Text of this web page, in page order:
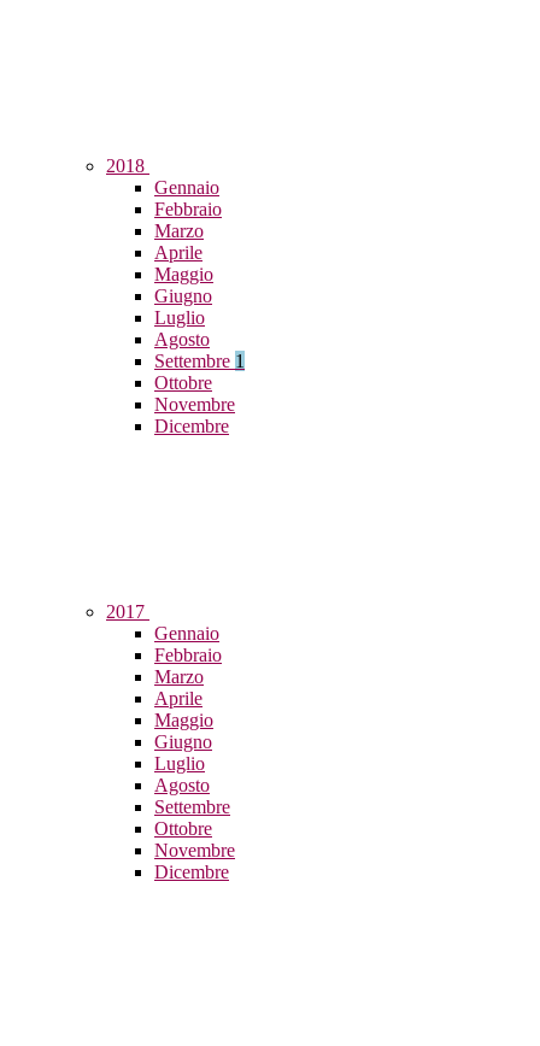
2018
Gennaio
Febbraio
Marzo
Aprile
Maggio
Giugno
Luglio
Agosto
Settembre 1
Ottobre
Novembre
Dicembre
2017
Gennaio
Febbraio
Marzo
Aprile
Maggio
Giugno
Luglio
Agosto
Settembre
Ottobre
Novembre
Dicembre